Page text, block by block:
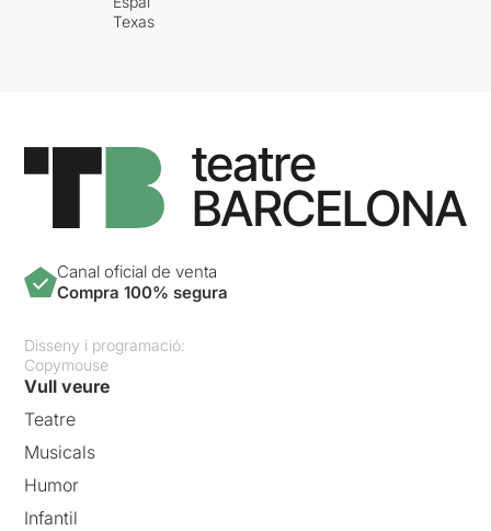
Texas
Canal oficial de venta
Compra 100% segura
Disseny i programació:
Copymouse
Vull veure
Teatre
Musicals
Humor
Infantil